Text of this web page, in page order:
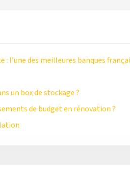
l’une des meilleures banques
un box de stockage ?
de budget en rénovation ?